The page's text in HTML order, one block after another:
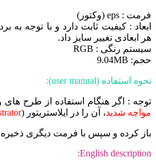
فرمت : eps (وکتور)
ابعاد : کیفیت ثابت دارد و با توجه به
هر ابعادی تغییر سایز داد.
سیستم رنگی : RGB
حجم: 9.04MB
نحوه استفاده (user manual):
توجه : اگر هنگام استفاده از طرح
مواجه شدید، آن را در ایلاستریتور (
باز کرده و سپس با فرمت دیگری ذخیره
English description: